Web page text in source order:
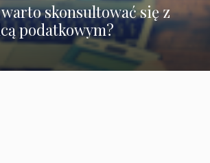
skonsultować się z
podatkowym?